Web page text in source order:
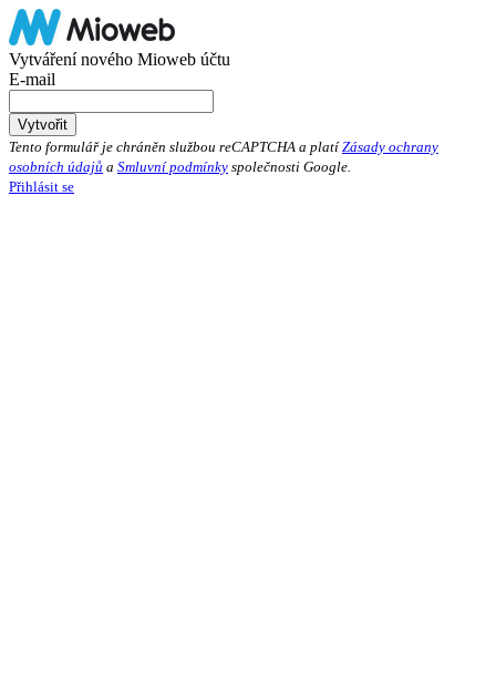
Vytváření nového Mioweb účtu
E-mail
Tento formulář je chráněn službou reCAPTCHA a platíZásady ochrany
osobních údajů a Smluvní podmínky společnosti Google.
Přihlásit se